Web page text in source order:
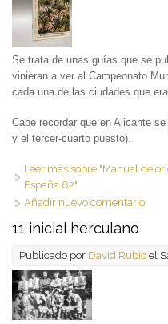
Se trata de unas guías que se
vinieran a ver al Campeonato
cada una de las ciudades que
Cabe recordar que en Alicante
y el tercer-cuarto puesto).
Leer más sobre "Manual de
España 82"
Añadir nuevo comentario
11 inicial herculano
Publicado por David Rubio el